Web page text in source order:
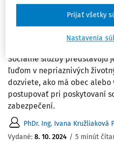
Postup obce pri
zabezpečení sociálnej
Sociálne služby predstavujú
ľuďom v nepriaznivých
dozviete, ako má obec alebo
postupovať pri poskytovaní
zabezpečení.
PhDr. Ing. Ivana Kružliaková
Vydané: 8. 10. 2024 / 5 minút
Nastavenia
Prijať všetky